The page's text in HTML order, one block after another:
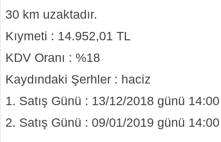
30 km uzaktadır.
Kıymeti : 14.952,01 TL
KDV Oranı : %18
Kaydındaki Şerhler : haciz
1. Satış Günü : 13/12/2018 günü
2. Satış Günü : 09/01/2019 günü